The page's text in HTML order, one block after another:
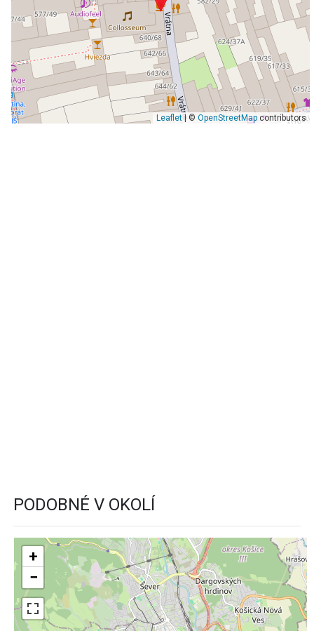
Leaflet| © OpenStreetMapcontributors
PODOBNÉ V OKOLÍ
+
−